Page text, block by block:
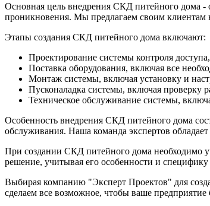
Основная цель внедрения СКД питейного дома -
проникновения. Мы предлагаем своим
Этапы создания СКД питейного дома включают:
Проектирование системы контроля
Поставка оборудования, включая все
Монтаж системы, включая установку и
Пусконаладка системы, включая проверку
Техническое обслуживание системы,
Особенность внедрения СКД питейного дома
обслуживания. Наша команда экспертов
При создании СКД питейного дома необходимо
решение, учитывая его особенности и
Выбирая компанию "Эксперт Проектов" для
сделаем все возможное, чтобы ваше